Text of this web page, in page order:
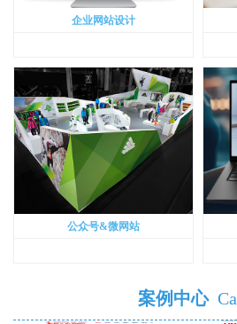
企业网站设计
公众号&微网站
案例中心